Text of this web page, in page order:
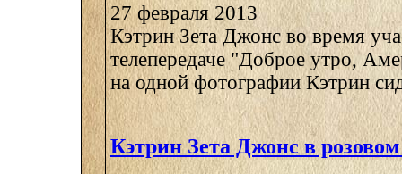
27 февраля 2013
Кэтрин Зета Джонс во время
телепередаче "Доброе утро,
на одной фотографии Кэтрин
Кэтрин Зета Джонс в